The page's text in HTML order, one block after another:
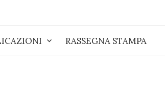
RASSEGNA STAMPA